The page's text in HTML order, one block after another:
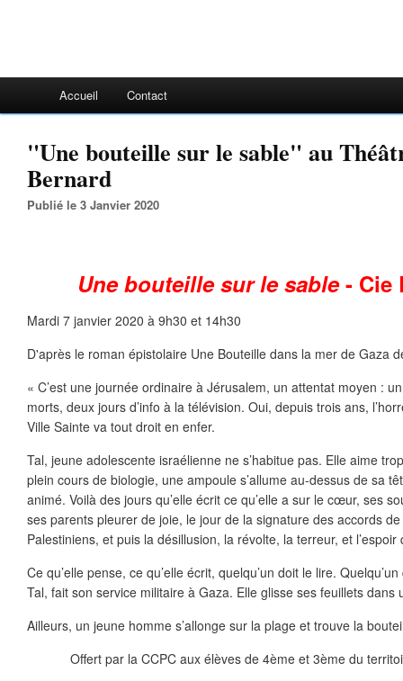
Accueil Contact
"Une bouteille sur le sable" au
Bernard
Publié le 3 Janvier 2020
Une bouteille sur le sable- Cie
Mardi 7 janvier 2020 à 9h30 et 14h30
D'après le roman épistolaire Une Bouteille dans la mer de Gaza
« C’est une journée ordinaire à Jérusalem, un attentat moyen :
morts, deux jours d’info à la télévision. Oui, depuis trois ans,
Ville Sainte va tout droit en enfer.
Tal, jeune adolescente israélienne ne s’habitue pas. Elle aime
plein cours de biologie, une ampoule s’allume au-dessus de sa
animé. Voilà des jours qu’elle écrit ce qu’elle a sur le cœur, ses
ses parents pleurer de joie, le jour de la signature des accords
Palestiniens, et puis la désillusion, la révolte, la terreur, et
Ce qu’elle pense, ce qu’elle écrit, quelqu’un doit le lire.
Tal, fait son service militaire à Gaza. Elle glisse ses feuillets dans
Ailleurs, un jeune homme s’allonge sur la plage et trouve la
Offert par la CCPC aux élèves de 4ème et 3ème du